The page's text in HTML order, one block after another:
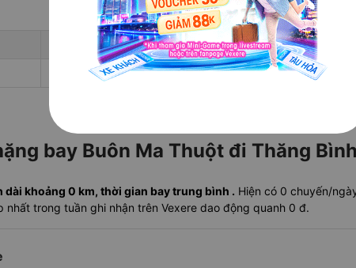
Giá rẻ nhất Ngày rẻ nhất 30 ngày tới
-
bay Buôn Ma Thuột đi Thăng Bình
dài khoảng 0 km, thời gian bay trung bình . Hiện có 0 chuyến/
nhất trong tuần ghi nhận trên Vexere dao động quanh 0 đ.